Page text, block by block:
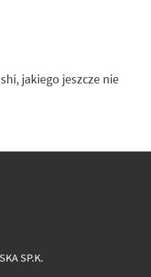
jakiego jeszcze nie
SP.K.